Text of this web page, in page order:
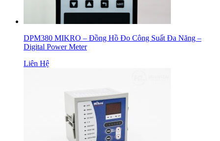
DPM380 MIKRO – Đồng Hồ Đo Công Suất Đa Năng –
Digital Power Meter
Liên Hệ